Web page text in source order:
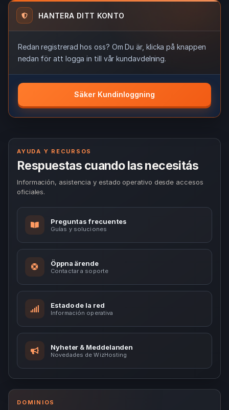
HANTERA DITT KONTO
Redan registrerad hos oss? Om Du är, klicka på knappen
nedan för att logga in till vår kundavdelning.
AYUDA Y RECURSOS
Respuestas cuando las necesitás
Información, asistencia y estado operativo desde accesos
oficiales.
Preguntas frecuentes
Guías y soluciones
Öppna ärende
Contactar a soporte
Estado de la red
Información operativa
Nyheter & Meddelanden
Novedades de WizHosting
DOMINIOS